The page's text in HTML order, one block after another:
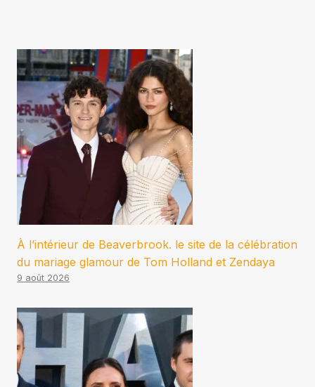
À l’intérieur de Beaverbrook. le site de la célébration
du mariage glamour de Tom Holland et Zendaya
9 août 2026